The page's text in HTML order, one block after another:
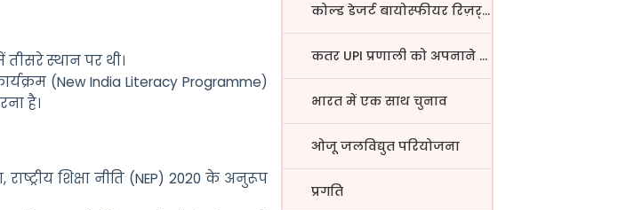
स्थान पर थी।
(New India Literacy Programme)
है।
शिक्षा नीति (NEP) 2020 के अनुरूप
कोल्ड डेजर्ट बायोस्फीयर रिज़र्...
कतर UPI प्रणाली को अपनाने वाला...
भारत में एक साथ चुनाव
ओजू जलविद्युत परियोजना
प्रगति